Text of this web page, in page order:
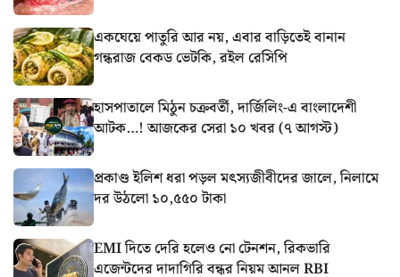
একঘেয়ে পাতুরি আর নয়, এবার বাড়িতেই বানান
গন্ধরাজ বেকড ভেটকি, রইল রেসিপি
হাসপাতালে মিঠুন চক্রবর্তী, দার্জিলিং-এ বাংলাদেশী
আটক…! আজকের সেরা ১০ খবর (৭ আগস্ট)
প্রকাণ্ড ইলিশ ধরা পড়ল মৎস্যজীবীদের জালে, নিলামে
দর উঠলো ১০,৫৫০ টাকা
EMI দিতে দেরি হলেও নো টেনশন, রিকভারি
এজেন্টদের দাদাগিরি বন্ধর নিয়ম আনল RBI